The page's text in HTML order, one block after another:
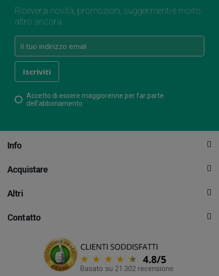
Riceverai novità, promozioni, suggerimenti e molto
altro ancora.
Accetto di essere maggiorenne per far parte
dell'abbonamento
Info
Acquistare
Altri
Contatto
Basato su 21.302 recensione